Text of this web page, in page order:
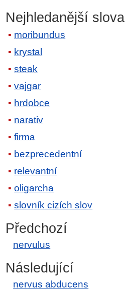
Nejhledanější slova
moribundus
krystal
steak
vajgar
hrdobce
narativ
firma
bezprecedentní
relevantní
oligarcha
slovník cizích slov
Předchozí
nervulus
Následující
nervus abducens